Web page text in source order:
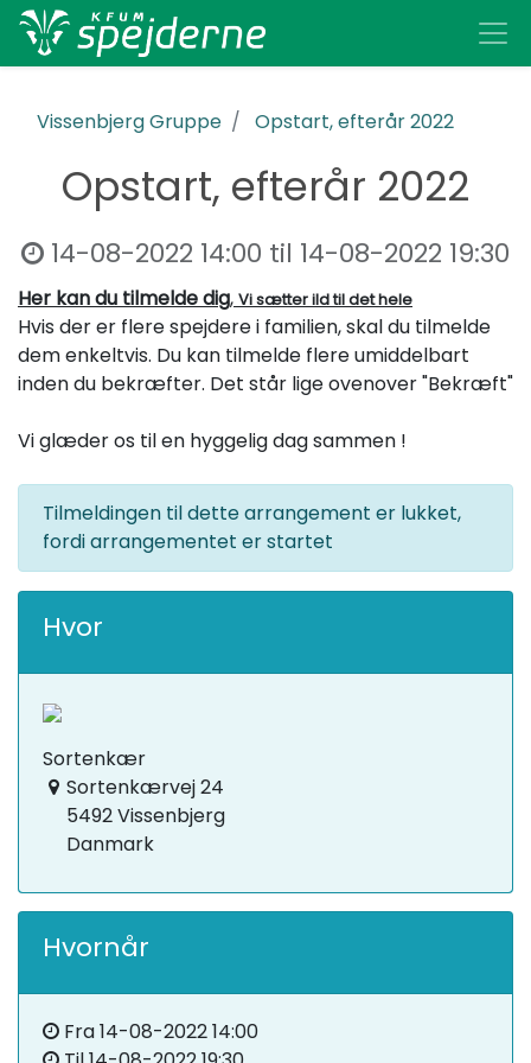
Vissenbjerg Gruppe Opstart, efterår 2022
Opstart, efterår 2022
14-08-2022 14:00 til 14-08-2022 19:30
Her kan du tilmelde dig, Vi sætter ild til det hele
Hvis der er flere spejdere i familien, skal du tilmelde
dem enkeltvis. Du kan tilmelde flere umiddelbart
inden du bekræfter. Det står lige ovenover "Bekræft"
Vi glæder os til en hyggelig dag sammen !
Tilmeldingen til dette arrangement er lukket,
fordi arrangementet er startet
Hvor
Sortenkær
Sortenkærvej 24
5492 Vissenbjerg
Danmark
Hvornår
Fra14-08-2022 14:00